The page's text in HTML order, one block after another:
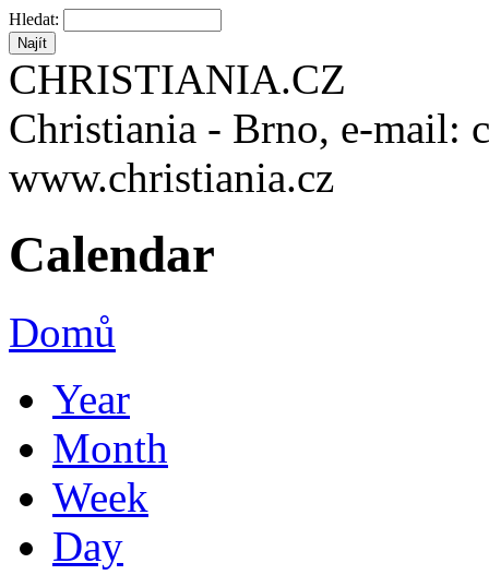
Hledat:
CHRISTIANIA.CZ
Christiania - Brno, e-mail:
www.christiania.cz
Calendar
Domů
Year
Month
Week
Day